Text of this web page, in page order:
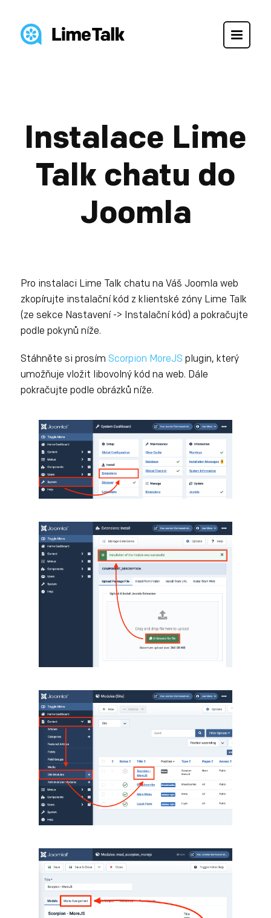
Instalace Lime
Talk chatu do
Joomla
Pro instalaci Lime Talk chatu na Váš Joomla web
zkopírujte instalační kód z klientské zóny Lime Talk
(ze sekce Nastavení -> Instalační kód) a pokračujte
podle pokynů níže.
Stáhněte si prosím Scorpion MoreJS plugin, který
umožňuje vložit libovolný kód na web. Dále
pokračujte podle obrázků níže.